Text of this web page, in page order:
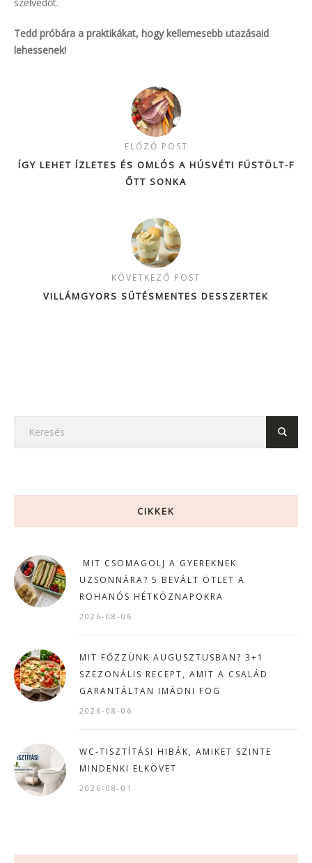
Tedd próbára a praktikákat, hogy kellemesebb utazásaid
lehessenek!
ELŐZŐ POST
ÍGY LEHET ÍZLETES ÉS OMLÓS A HÚSVÉTI FÜSTÖLT-F
ŐTT SONKA
KÖVETKEZŐ POST
VILLÁMGYORS SÜTÉSMENTES DESSZERTEK
CIKKEK
MIT CSOMAGOLJ A GYEREKNEK
UZSONNÁRA? 5 BEVÁLT ÖTLET A
ROHANÓS HÉTKÖZNAPOKRA
2026-08-06
MIT FŐZZÜNK AUGUSZTUSBAN? 3+1
SZEZONÁLIS RECEPT, AMIT A CSALÁD
GARANTÁLTAN IMÁDNI FOG
2026-08-06
WC-TISZTÍTÁSI HIBÁK, AMIKET SZINTE
MINDENKI ELKÖVET
2026-08-01